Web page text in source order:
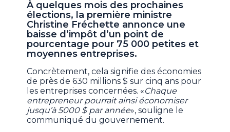
À quelques mois des prochaines
élections, la première ministre
Christine Fréchette annonce une
baisse d’impôt d’un point de
pourcentage pour 75 000 petites et
moyennes entreprises.
Concrètement, cela signifie des économies
de près de 630 millions $ sur cinq ans pour
les entreprises concernées. «Chaque
entrepreneur pourrait ainsi économiser
jusqu’à 5000 $ par année», souligne le
communiqué du gouvernement.